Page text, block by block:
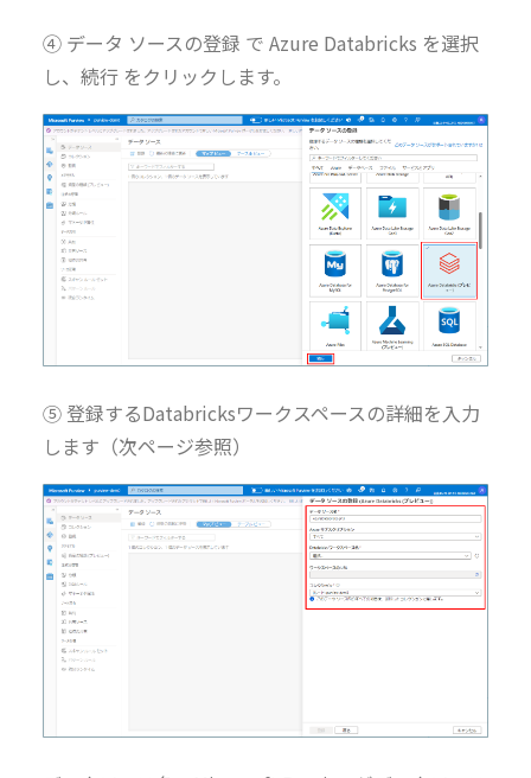
④ データ ソースの登録 で Azure Databricks を選択
し、続行 をクリックします。
⑤ 登録するDatabricksワークスペースの詳細を入力
します（次ページ参照）